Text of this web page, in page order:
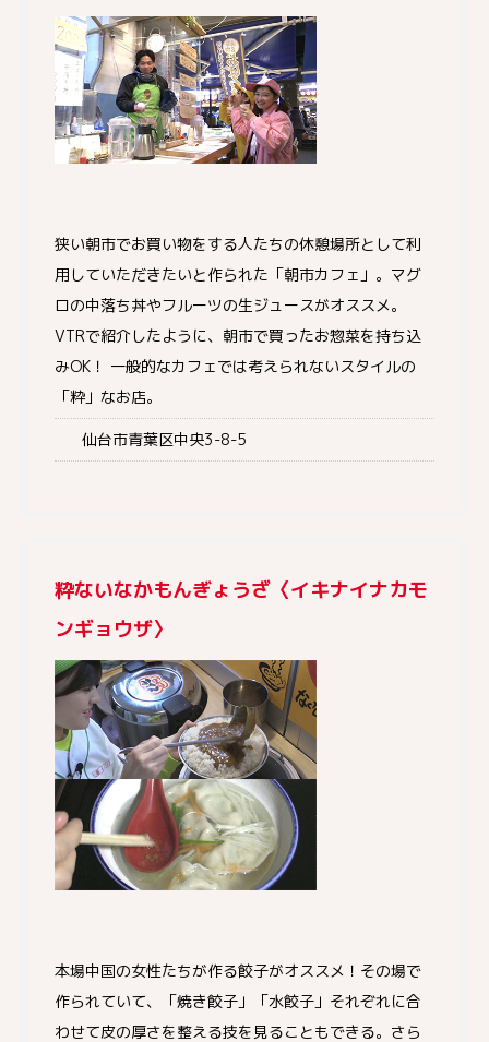
狭い朝市でお買い物をする人たちの休憩場所として利
用していただきたいと作られた「朝市カフェ」。マグ
ロの中落ち丼やフルーツの生ジュースがオススメ。
VTRで紹介したように、朝市で買ったお惣菜を持ち込
みOK！ 一般的なカフェでは考えられないスタイルの
「粋」なお店。
仙台市青葉区中央3-8-5
粋ないなかもんぎょうざ〈イキナイナカモ
ンギョウザ〉
本場中国の女性たちが作る餃子がオススメ！その場で
作られていて、「焼き餃子」「水餃子」それぞれに合
わせて皮の厚さを整える技を見ることもできる。さら